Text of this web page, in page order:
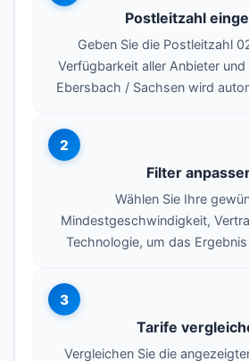
Postleitzahl
Geben Sie die Postleitzahl
Verfügbarkeit aller Anbieter
Ebersbach / Sachsen wird
2
Filter
Wählen Sie Ihre
Mindestgeschwindigkeit,
Technologie, um das
3
Tarife
Vergleichen Sie die